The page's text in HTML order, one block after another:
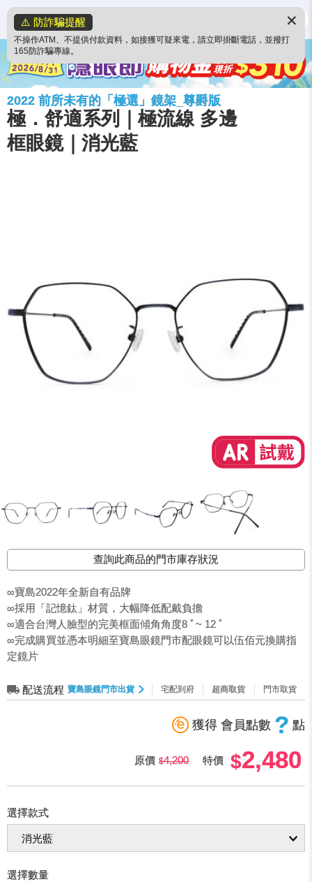
⚠️ 防詐騙提醒
不操作ATM、不提供付款資料，如接獲可疑來電，請立即掛斷電話，並撥打
165防詐騙專線。
✕
2022 前所未有的「極選」鏡架_尊爵版
極．舒適系列｜極流線 多邊
框眼鏡｜消光藍
查詢此商品的門市庫存狀況
∞寶島2022年全新自有品牌
∞採用「記憶鈦」材質，大幅降低配戴負擔
∞適合台灣人臉型的完美框面傾角角度8 ﾟ~ 12 ﾟ
∞完成購買並憑本明細至寶島眼鏡門市配眼鏡可以伍佰元換購指
定鏡片
配送流程 寶島眼鏡門市出貨 宅配到府 超商取貨 門市取貨
獲得 會員點數 ? 點
原價 4,200 特價 2,480
選擇款式
選擇數量